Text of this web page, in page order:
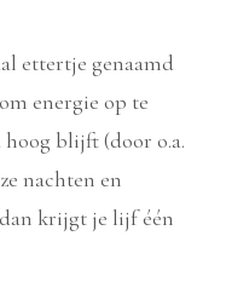
ettertje genaamd
energie op te
blijft (door o.a.
nachten en
dan krijgt je lijf één